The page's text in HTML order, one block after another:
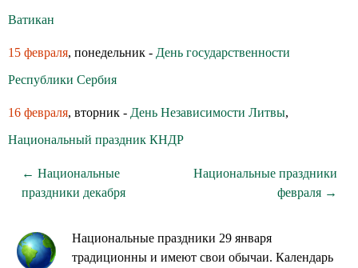
Ватикан
15 февраля, понедельник - День государственности
Республики Сербия
16 февраля, вторник - День Независимости Литвы,
Национальный праздник КНДР
← Национальные
праздники декабря
Национальные праздники
февраля →
Национальные праздники 29 января
традиционны и имеют свои обычаи. Календарь